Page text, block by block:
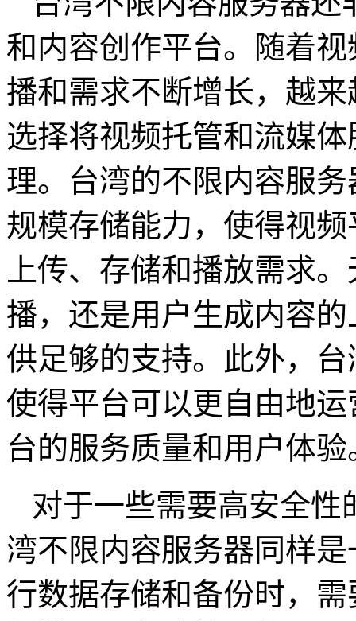
和内容创作平台。随着
播和需求不断增长，越
选择将视频托管和流媒
理。台湾的不限内容服
规模存储能力，使得视
上传、存储和播放需求
播，还是用户生成内容
供足够的支持。此外，
使得平台可以更自由地
台的服务质量和用户体验
对于一些需要高安全
湾不限内容服务器同样
行数据存储和备份时，